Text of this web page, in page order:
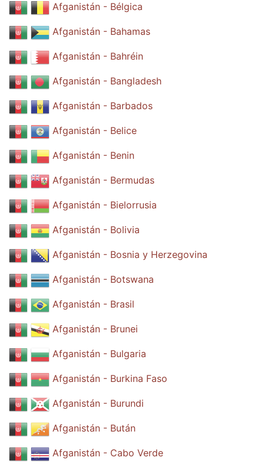
Afganistán - Bélgica
Afganistán - Bahamas
Afganistán - Bahréin
Afganistán - Bangladesh
Afganistán - Barbados
Afganistán - Belice
Afganistán - Benin
Afganistán - Bermudas
Afganistán - Bielorrusia
Afganistán - Bolivia
Afganistán - Bosnia y Herzegovina
Afganistán - Botswana
Afganistán - Brasil
Afganistán - Brunei
Afganistán - Bulgaria
Afganistán - Burkina Faso
Afganistán - Burundi
Afganistán - Bután
Afganistán - Cabo Verde